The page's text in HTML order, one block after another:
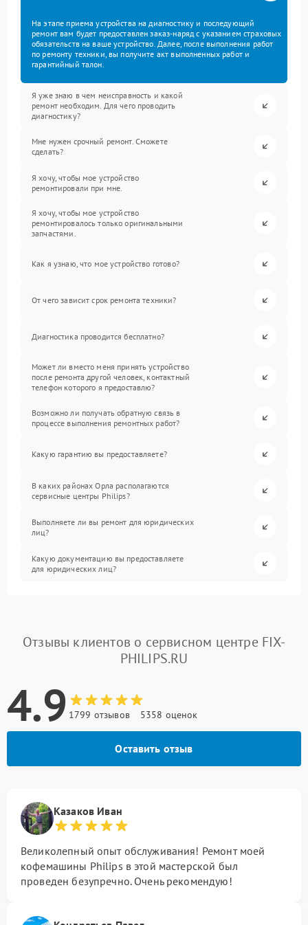
На этапе приема устройства на диагностику и последующий
ремонт вам будет предоставлен заказ-наряд с указанием страховых
обязательств на ваше устройство. Далее, после выполнения работ
по ремонту техники, вы получите акт выполненных работ и
гарантийный талон.
Я уже знаю в чем неисправность и какой
ремонт необходим. Для чего проводить
диагностику?
Мне нужен срочный ремонт. Сможете
сделать?
Я хочу, чтобы мое устройство
ремонтировали при мне.
Я хочу, чтобы мое устройство
ремонтировалось только оригинальными
запчастями.
Как я узнаю, что мое устройство готово?
От чего зависит срок ремонта техники?
Диагностика проводится бесплатно?
Может ли вместо меня принять устройство
после ремонта другой человек, контактный
телефон которого я предоставлю?
Возможно ли получать обратную связь в
процессе выполнения ремонтных работ?
Какую гарантию вы предоставляете?
В каких районах Орла располагаются
сервисные центры Philips?
Выполняете ли вы ремонт для юридических
лиц?
Какую документацию вы предоставляете
для юридических лиц?
Отзывы клиентов о сервисном центре FIX-
PHILIPS.RU
4.9 1799 отзывов 5358 оценок
Оставить отзыв
Казаков Иван
Великолепный опыт обслуживания! Ремонт моей
кофемашины Philips в этой мастерской был
проведен безупречно. Очень рекомендую!